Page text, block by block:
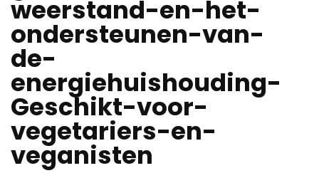
weerstand-en-het-
ondersteunen-van-
de-
energiehuishouding-
Geschikt-voor-
vegetariers-en-
veganisten